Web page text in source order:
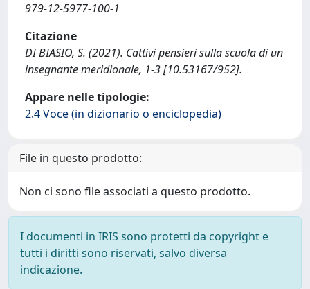
979-12-5977-100-1
Citazione
DI BIASIO, S. (2021). Cattivi pensieri sulla scuola di un
insegnante meridionale, 1-3 [10.53167/952].
Appare nelle tipologie:
2.4 Voce (in dizionario o enciclopedia)
File in questo prodotto:
Non ci sono file associati a questo prodotto.
I documenti in IRIS sono protetti da copyright e
tutti i diritti sono riservati, salvo diversa
indicazione.